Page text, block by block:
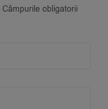
Câmpurile obligatorii